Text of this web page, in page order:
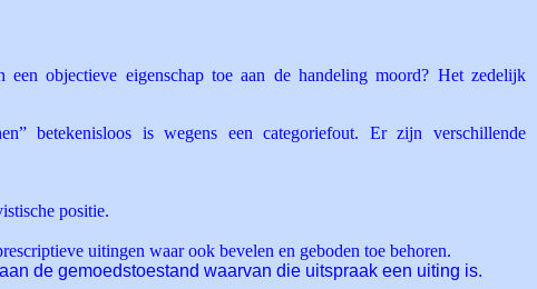
objectieve eigenschap toe aan de handeling moord? Het zedelijk
betekenisloos is wegens een categoriefout. Er zijn verschillende
positie.
uitingen waar ook bevelen en geboden toe behoren.
de gemoedstoestand waarvan die uitspraak een uiting is.